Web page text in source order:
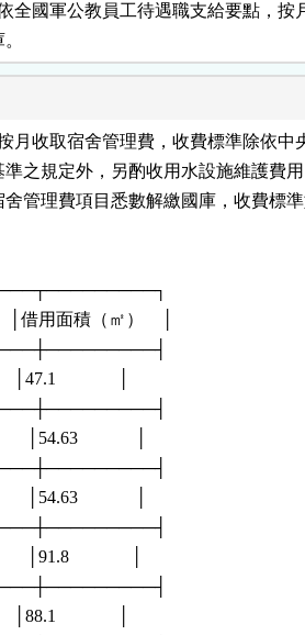
全國軍公教員工待遇職支給要點，按
月收取宿舍管理費，收費標準除依中
準之規定外，另酌收用水設施維護費
舍管理費項目悉數解繳國庫，收費標
│借用面積（㎡）    │
│47.1              │
│54.63             │
│54.63             │
│91.8              │
│88.1              │